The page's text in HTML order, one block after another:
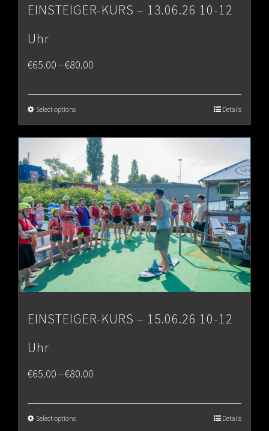
EINSTEIGER-KURS – 13.06.26 10-12
Uhr
€65.00–€80.00
€80.00
Select options Details
EINSTEIGER-KURS – 15.06.26 10-12
Uhr
€65.00–€80.00
Select options Details